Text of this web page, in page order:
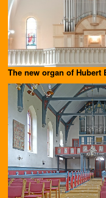
The new organ of Hubert